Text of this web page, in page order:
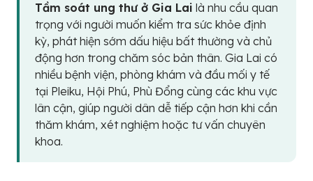
Tầm soát ung thư ở Gia Lai là nhu cầu quan
trọng với người muốn kiểm tra sức khỏe định
kỳ, phát hiện sớm dấu hiệu bất thường và chủ
động hơn trong chăm sóc bản thân. Gia Lai có
nhiều bệnh viện, phòng khám và đầu mối y tế
tại Pleiku, Hội Phú, Phù Đổng cùng các khu vực
lân cận, giúp người dân dễ tiếp cận hơn khi cần
thăm khám, xét nghiệm hoặc tư vấn chuyên
khoa.